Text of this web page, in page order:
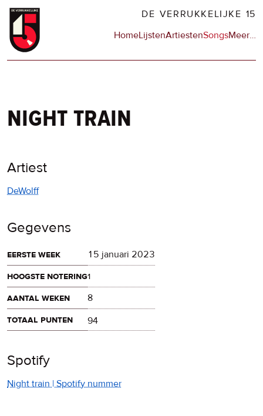
Overslaan
naar
DE VERRUKKELIJKE 15
Hoofdnavigatie
HomeLijstenArtiestenSongsMeerop
…
night train
Artiest
DeWolff
Gegevens
eerste week
15 januari 2023
hoogste notering1
aantal weken
8
totaal punten
94
Spotify
Night train | Spotify nummer